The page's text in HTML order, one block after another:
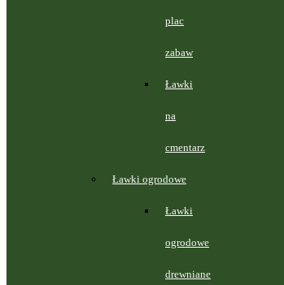
plac
zabaw
Ławki
na
cmentarz
Ławki ogrodowe
Ławki
ogrodowe
drewniane